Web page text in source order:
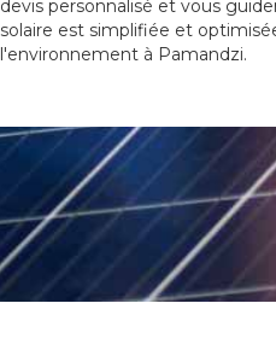
devis personnalisé et vous
solaire est simplifiée et
l'environnement à Pamandzi.